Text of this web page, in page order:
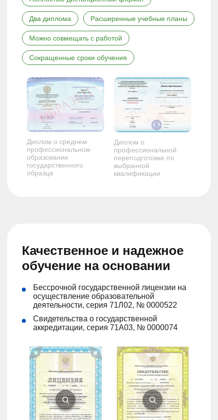
Два диплома Расширенные учебные планы
Можно совмещать с работой
Сокращенные сроки обучения
Диплом о среднем
профессиональном
образовании
государственного
образца
Диплом о
профессиональной
переподготовке по
выбранной
квалификации
Качественное и надежное
обучение на основании
Бессрочной государственной лицензии на
осуществление образовательной
деятельности, серия 71Л02, № 0000522
Свидетельства о государственной
аккредитации, серия 71А03, № 0000074